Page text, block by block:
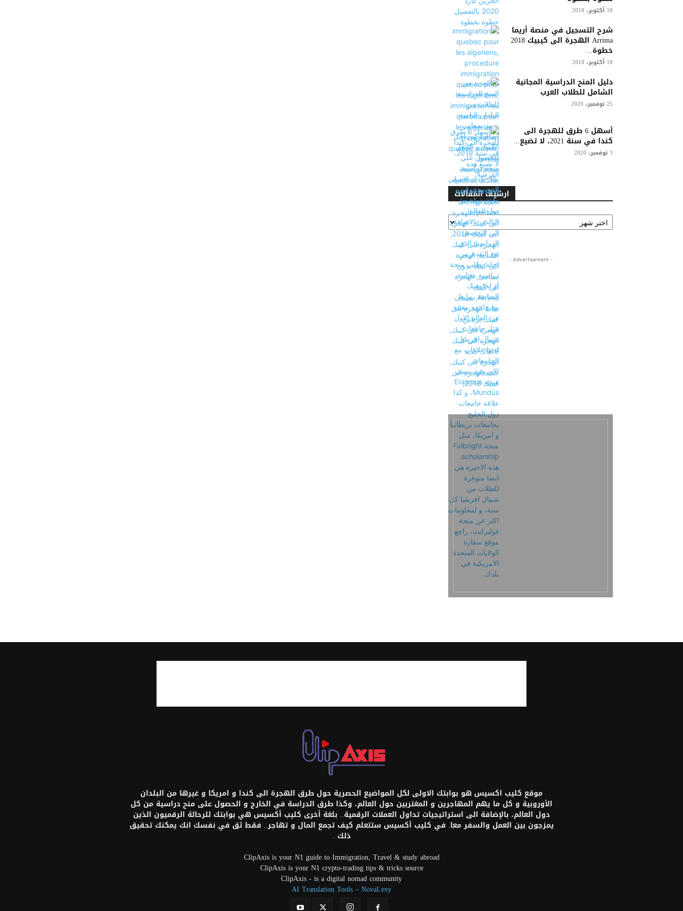
18 أكتوبر، 2018
شرح التسجيل في منصة أريما
Arrima الهجرة الى كيبيك 2018
خطوة...
18 أكتوبر، 2018
دليل المنح الدراسية المجانية
الشامل للطلاب العرب
25 نوفمبر، 2020
أسهل 6 طرق للهجرة الى
كندا في سنة 2021، لا تضيع...
3 نوفمبر، 2020
ارشيف المقالات
ارشيف
المقالات
- Advertisement -
موقع كليب اكسيس هو بوابتك الاولى لكل المواضيع الحصرية حول طرق الهجرة الى كندا و امريكا و غيرها من البلدان
الأوروبية و كل ما يهم المهاجرين و المغتربين حول العالم، وكذا طرق الدراسة في الخارج و الحصول على منح دراسية من كل
دول العالم، بالإضافة الى استراتيجيات تداول العملات الرقمية.. بلغة أخرى كليب أكسيس هي بوابتك للرحالة الرقميون الذين
يمزجون بين العمل والسفر معا. في كليب أكسيس ستتعلم كيف تجمع المال و تهاجر.. فقط ثق في نفسك انك يمكنك تحقيق
ذلك .
ClipAxis is your N1 guide to Immigration, Travel & study abroad
ClipAxis is your N1 crypto-trading tips & tricks source
ClipAxis - is a digital nomad community
AI Translation Tools – NovaLexy